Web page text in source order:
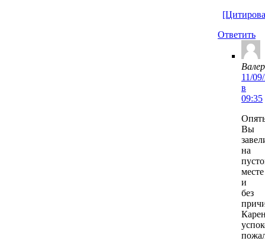
Ответить
11/
в
09:35
Вы
на
месте
и
без